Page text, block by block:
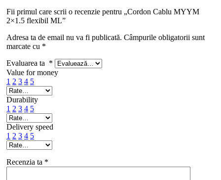
Fii primul care scrii o recenzie pentru „Cordon Cablu MYYM
2×1.5 flexibil ML”
Adresa ta de email nu va fi publicată. Câmpurile obligatorii sunt
marcate cu *
Evaluarea ta *
Value for money
1 2 3 4 5
Durability
1 2 3 4 5
Delivery speed
1 2 3 4 5
Recenzia ta *